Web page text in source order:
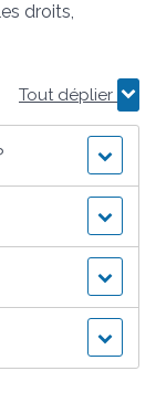
droits,
Tout déplier